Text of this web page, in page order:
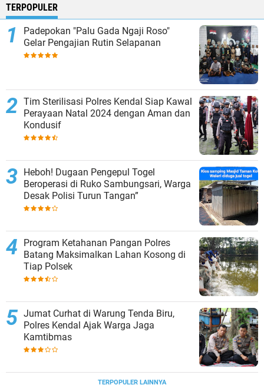
TERPOPULER
Padepokan "Palu Gada Ngaji Roso"
Gelar Pengajian Rutin Selapanan
Tim Sterilisasi Polres Kendal Siap Kawal
Perayaan Natal 2024 dengan Aman dan
Kondusif
Heboh! Dugaan Pengepul Togel
Beroperasi di Ruko Sambungsari, Warga
Desak Polisi Turun Tangan”
Program Ketahanan Pangan Polres
Batang Maksimalkan Lahan Kosong di
Tiap Polsek
Jumat Curhat di Warung Tenda Biru,
Polres Kendal Ajak Warga Jaga
Kamtibmas
TERPOPULER LAINNYA